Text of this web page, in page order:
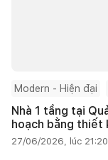
Modern - Hiện đại
Nhà 1 tầng tại
hoạch bằng thiết
27/06/2026, lúc 21:20